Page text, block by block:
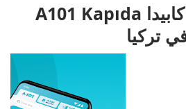
5- تطبيق A101 كابيدا A101 Kapıda
تركيا